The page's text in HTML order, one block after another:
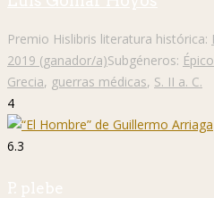
Premio Hislibris literatura histórica:
2019 (ganador/a)Subgéneros: Épico
Grecia, guerras médicas, S. II a. C.
4
6.3
P. plebe